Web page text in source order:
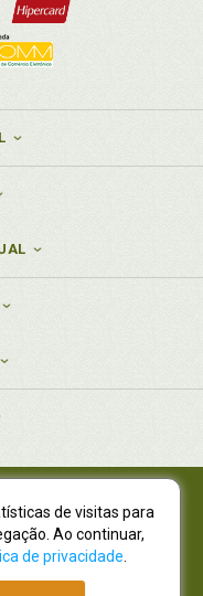
0001-19
0001-80
7665, São Lourenço |
310
de visitas para
Ao continuar,
de privacidade